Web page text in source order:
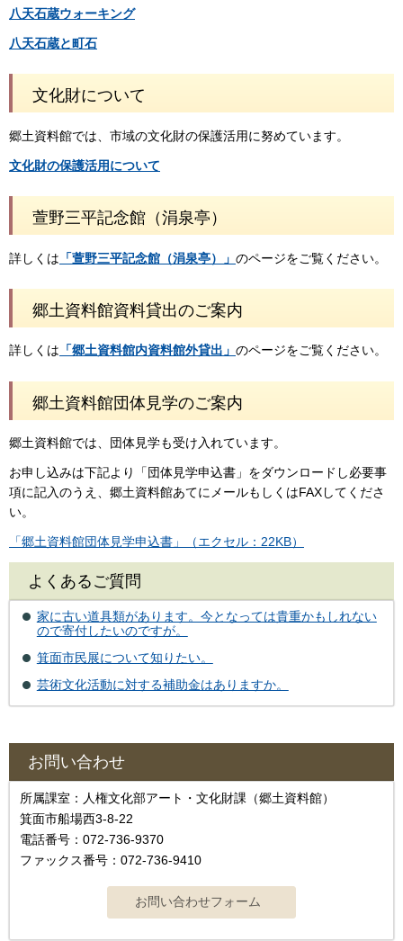
八天石蔵ウォーキング
八天石蔵と町石
文化財について
郷土資料館では、市域の文化財の保護活用に努めています。
文化財の保護活用について
萱野三平記念館（涓泉亭）
詳しくは 「萱野三平記念館（涓泉亭）」 のページをご覧ください。
郷土資料館資料貸出のご案内
詳しくは 「郷土資料館内資料館外貸出」 のページをご覧ください。
郷土資料館団体見学のご案内
郷土資料館では、団体見学も受け入れています。
お申し込みは下記より「団体見学申込書」をダウンロードし必要事
項に記入のうえ、郷土資料館あてにメールもしくはFAXしてくださ
い。
「郷土資料館団体見学申込書」（エクセル：22KB）
よくあるご質問
家に古い道具類があります。今となっては貴重かもしれない
ので寄付したいのですが。
箕面市民展について知りたい。
芸術文化活動に対する補助金はありますか。
お問い合わせ
所属課室：人権文化部アート・文化財課（郷土資料館）
箕面市船場西3-8-22
電話番号：072-736-9370
ファックス番号：072-736-9410